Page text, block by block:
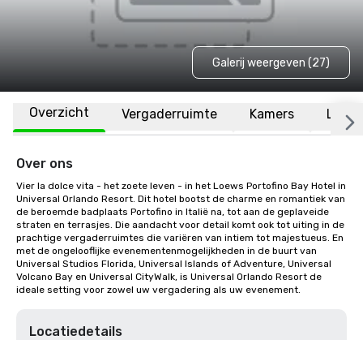
Galerij weergeven (27)
Overzicht Vergaderruimte Kamers
Over ons
Vier la dolce vita - het zoete leven - in het Loews Portofino Bay Hotel in
Universal Orlando Resort. Dit hotel bootst de charme en romantiek van
de beroemde badplaats Portofino in Italië na, tot aan de geplaveide
straten en terrasjes. Die aandacht voor detail komt ook tot uiting in de
prachtige vergaderruimtes die variëren van intiem tot majestueus. En
met de ongelooflijke evenementenmogelijkheden in de buurt van
Universal Studios Florida, Universal Islands of Adventure, Universal
Volcano Bay en Universal CityWalk, is Universal Orlando Resort de
ideale setting voor zowel uw vergadering als uw evenement.
Locatiedetails